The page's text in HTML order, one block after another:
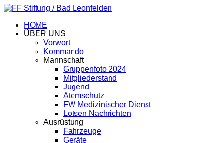
HOME
ÜBER UNS
Vorwort
Kommando
Mannschaft
Gruppenfoto 2024
Mitgliederstand
Jugend
Atemschutz
FW Medizinischer Dienst
Lotsen Nachrichten
Ausrüstung
Fahrzeuge
Geräte